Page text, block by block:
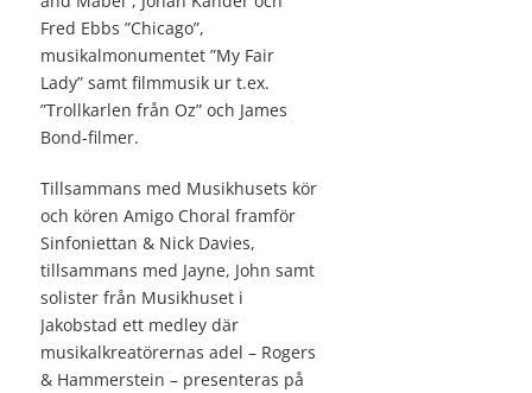
Fred Ebbs ”Chicago”,
musikalmonumentet ”My Fair
Lady” samt filmmusik ur t.ex.
”Trollkarlen från Oz” och James
Bond-filmer.
Tillsammans med Musikhusets kör
och kören Amigo Choral framför
Sinfoniettan & Nick Davies,
tillsammans med Jayne, John samt
solister från Musikhuset i
Jakobstad ett medley där
musikalkreatörernas adel – Rogers
& Hammerstein – presenteras på